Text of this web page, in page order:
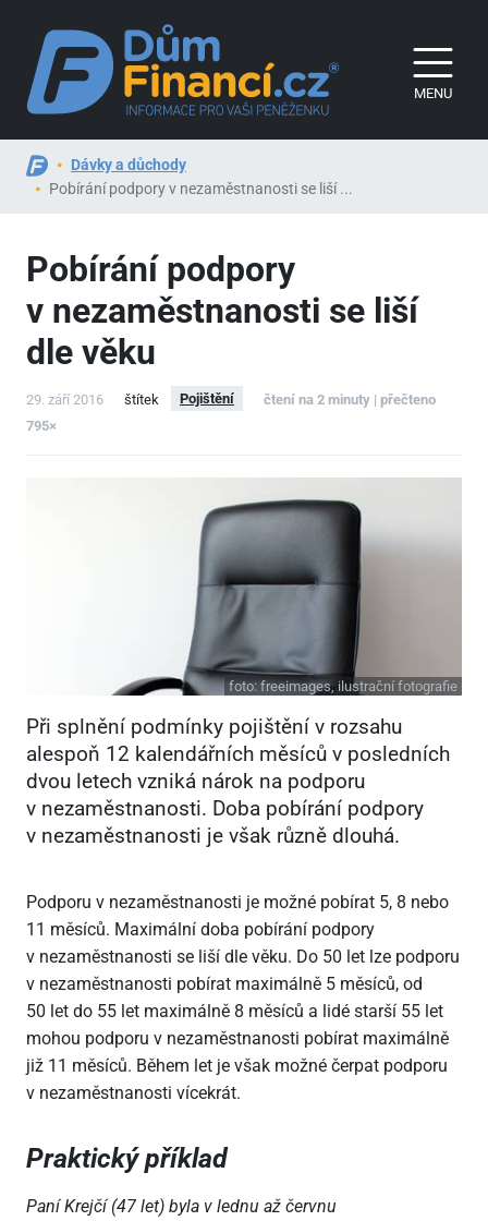
MENU
Dávky a důchody
Pobírání podpory v nezaměstnanosti se liší ...
Pobírání podpory
v nezaměstnanosti se liší
dle věku
29. září 2016 štítek Pojištění
čtení na 2 minuty | přečteno
795×
foto: freeimages, ilustrační fotografie
Při splnění podmínky pojištění v rozsahu
alespoň 12 kalendářních měsíců v posledních
dvou letech vzniká nárok na podporu
v nezaměstnanosti. Doba pobírání podpory
v nezaměstnanosti je však různě dlouhá.
Podporu v nezaměstnanosti je možné pobírat 5, 8 nebo
11 měsíců. Maximální doba pobírání podpory
v nezaměstnanosti se liší dle věku. Do 50 let lze podporu
v nezaměstnanosti pobírat maximálně 5 měsíců, od
50 let do 55 let maximálně 8 měsíců a lidé starší 55 let
mohou podporu v nezaměstnanosti pobírat maximálně
již 11 měsíců. Během let je však možné čerpat podporu
v nezaměstnanosti vícekrát.
Praktický příklad
Paní Krejčí (47 let) byla v lednu až červnu